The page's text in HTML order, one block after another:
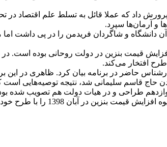
داد که عملا قائل به تسلط علم اقتصاد در
و آرمان‌ها سپرد.
و شاگردان فریدمن را در پی داشت اما
حاج قاسم سلیمانی شد، نتیجه توصیه‌هایی
طراحی و در هیات دولت هم تصویب شده
مدنی‌زاده در پاسخ به ظاهری